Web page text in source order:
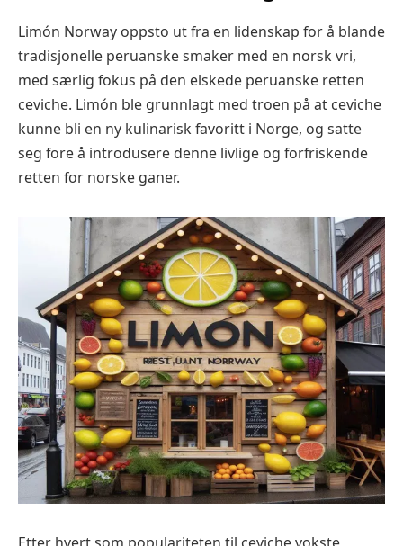
Limón Norway oppsto ut fra en lidenskap for å blande
tradisjonelle peruanske smaker med en norsk vri,
med særlig fokus på den elskede peruanske retten
ceviche. Limón ble grunnlagt med troen på at ceviche
kunne bli en ny kulinarisk favoritt i Norge, og satte
seg fore å introdusere denne livlige og forfriskende
retten for norske ganer.